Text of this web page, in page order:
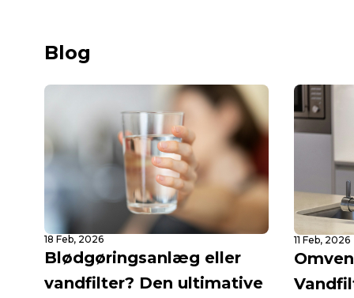
optimal hygiejne og driftssikkerhed.
Blog
18 Feb, 2026
Blødgøringsanlæg eller
vandfilter? Den ultimative
11 Feb, 2026